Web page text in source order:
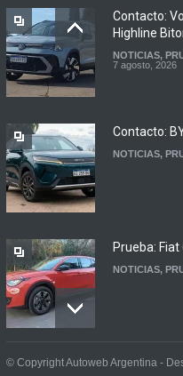
7 agosto, 2026
Argentina y
Contacto:
Highline
NOTICIAS,
7 agosto, 2026
Contacto:
NOTICIAS,
Prueba: Fiat
NOTICIAS,
Prueba:
© Copyright Autoweb Argentina -